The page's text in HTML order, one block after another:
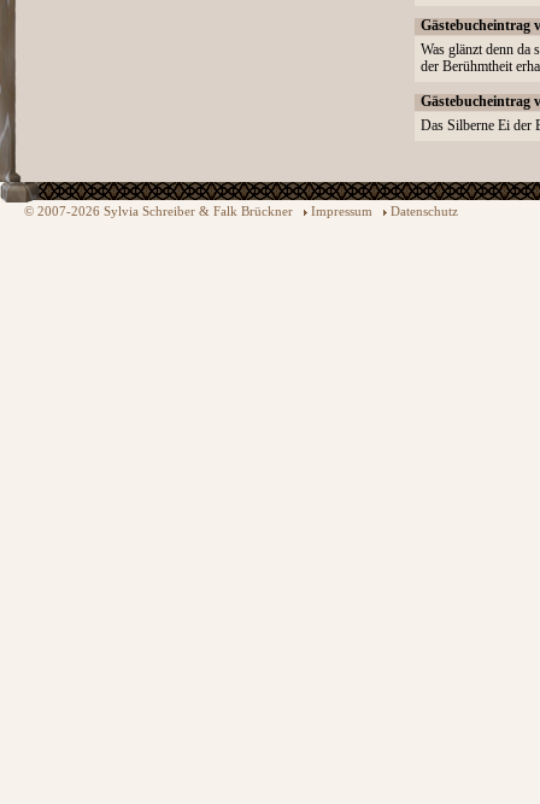
Gästebucheintrag
Was glänzt denn da
der Berühmtheit
Gästebucheintrag
Das Silberne Ei der
© 2007-2026 Sylvia Schreiber & Falk Brückner Impressum Datenschutz